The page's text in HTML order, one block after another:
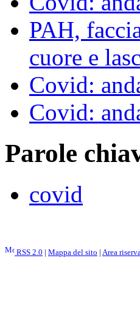
PAH,
cuore e
Covid:
Covid:
Parole
covid
RSS 2.0 | Mappa del sito | Area